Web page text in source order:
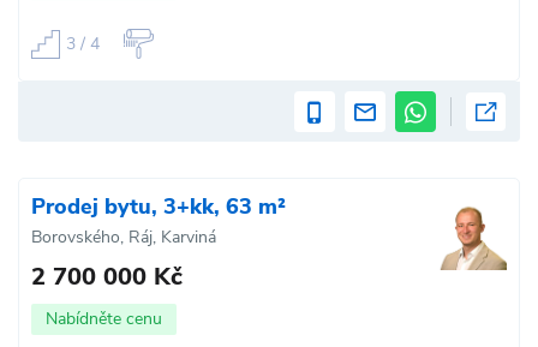
3 / 4
Prodej bytu, 3+kk, 63 m²
Borovského, Ráj, Karviná
2 700 000 Kč
Nabídněte cenu